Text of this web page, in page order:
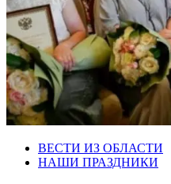
ВЕСТИ ИЗ ОБЛАСТИ
НАШИ ПРАЗДНИКИ